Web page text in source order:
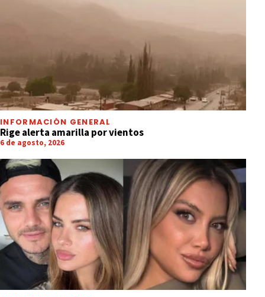
INFORMACIÓN GENERAL
Rige alerta amarilla por vientos
6 de agosto, 2026